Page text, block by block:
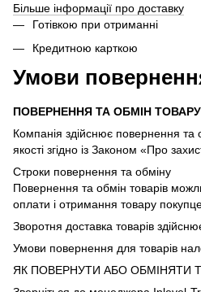
Більше інформації про доставку
Готівкою при отриманні
Кредитною карткою
Умови
ПОВЕРНЕННЯ ТА ОБМІН ТОВАРУ
Компанія здійснює повернення та
якості згідно із Законом «Про
Строки повернення та обміну
Повернення та обмін товарів
оплати і отримання товару
Зворотня доставка товарів
Умови повернення для товарів
ЯК ПОВЕРНУТИ АБО ОБМІНЯТИ